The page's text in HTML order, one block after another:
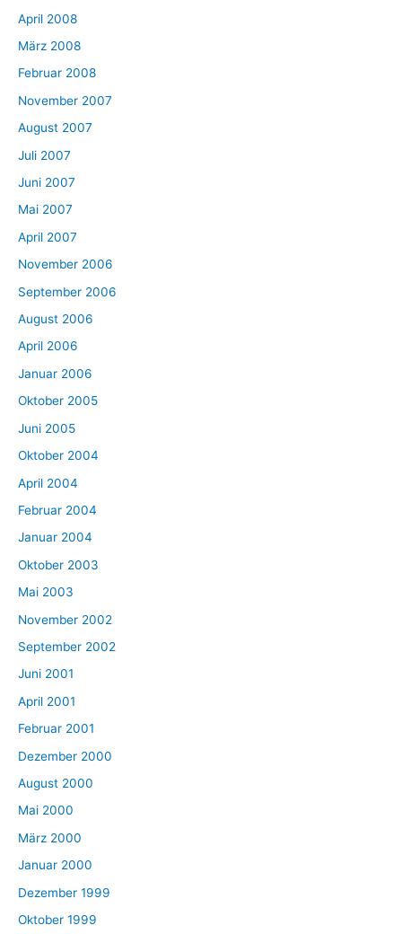
April 2008
März 2008
Februar 2008
November 2007
August 2007
Juli 2007
Juni 2007
Mai 2007
April 2007
November 2006
September 2006
August 2006
April 2006
Januar 2006
Oktober 2005
Juni 2005
Oktober 2004
April 2004
Februar 2004
Januar 2004
Oktober 2003
Mai 2003
November 2002
September 2002
Juni 2001
April 2001
Februar 2001
Dezember 2000
August 2000
Mai 2000
März 2000
Januar 2000
Dezember 1999
Oktober 1999